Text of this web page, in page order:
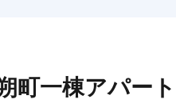
町一棟アパー